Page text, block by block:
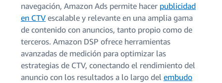
navegación, Amazon Ads permite hacer publicidad
en CTV escalable y relevante en una amplia gama
de contenido con anuncios, tanto propio como de
terceros. Amazon DSP ofrece herramientas
avanzadas de medición para optimizar las
estrategias de CTV, conectando el rendimiento del
anuncio con los resultados a lo largo del embudo